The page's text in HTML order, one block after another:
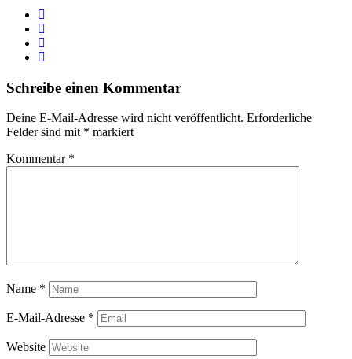
Schreibe einen Kommentar
Deine E-Mail-Adresse wird nicht veröffentlicht. Erforderliche
Felder sind mit * markiert
Kommentar *
Name *
E-Mail-Adresse *
Website